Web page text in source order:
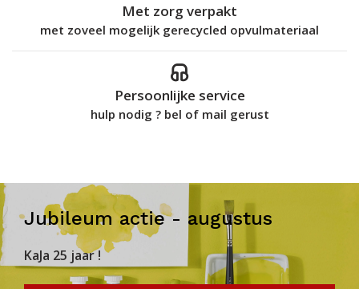
Met zorg verpakt
met zoveel mogelijk gerecycled opvulmateriaal
Persoonlijke service
hulp nodig ? bel of mail gerust
Jubileum actie - augustus
KaJa 25 jaar !